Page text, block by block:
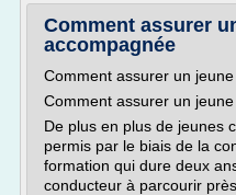
Comment assurer
accompagnée
Comment assurer un
Comment assurer un
De plus en plus de jeunes
permis par le biais de la
formation qui dure deux
conducteur à parcourir